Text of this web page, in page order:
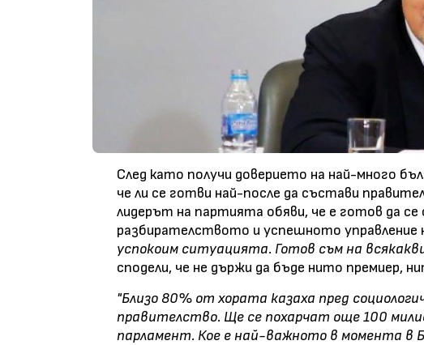
След като получи доверието на най-много
че ли се готви най-после да състави
лидерът на партията обяви, че е готов да
разбирателството и успешното управление
успокоим ситуацията. Готов съм на
сподели, че не държи да бъде нито премиер,
"Близо 80% от хората казаха пред
правителство. Ще се похарчат още 100
парламент. Кое е най-важното в момента в